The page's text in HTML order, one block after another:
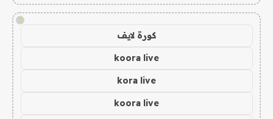
!
كورة لايف
koora live
kora live
koora live